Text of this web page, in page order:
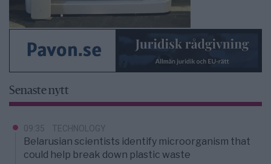
Senaste nytt
09:35 TECHNOLOGY
Belarusian scientists identify microorganism that
could help break down plastic waste